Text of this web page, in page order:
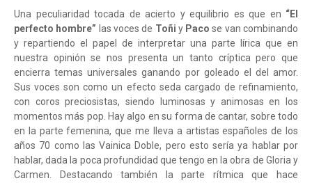
Una peculiaridad tocada de acierto y equilibrio es que en “El
perfecto hombre” las voces de Toñi y Pacose van combinando
y repartiendo el papel de interpretar una parte lírica que en
nuestra opinión se nos presenta un tanto críptica pero que
encierra temas universales ganando por goleado el del amor.
Sus voces son como un efecto seda cargado de refinamiento,
con coros preciosistas, siendo luminosas y animosas en los
momentos más pop. Hay algo en su forma de cantar, sobre todo
en la parte femenina, que me lleva a artistas españoles de los
años 70 como las Vainica Doble, pero esto sería ya hablar por
hablar, dada la poca profundidad que tengo en la obra de Gloria y
Carmen. Destacando también la parte rítmica que hace